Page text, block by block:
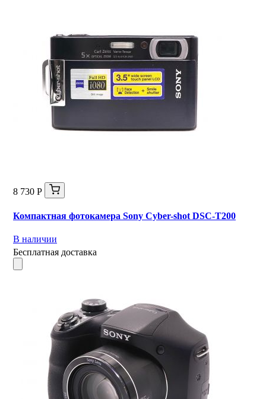
8 730 Р
Компактная фотокамера Sony Cyber-shot DSC-T200
В наличии
Бесплатная доставка